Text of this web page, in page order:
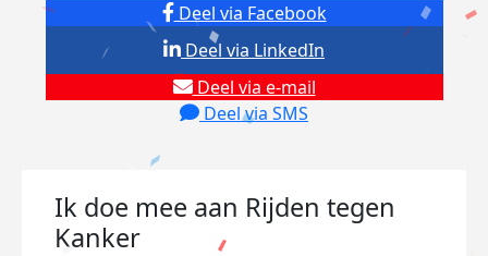
Deel via Facebook
Deel via e-mail
Deel via SMS
Deel via LinkedIn
Ik doe mee aan Rijden tegen
Kanker